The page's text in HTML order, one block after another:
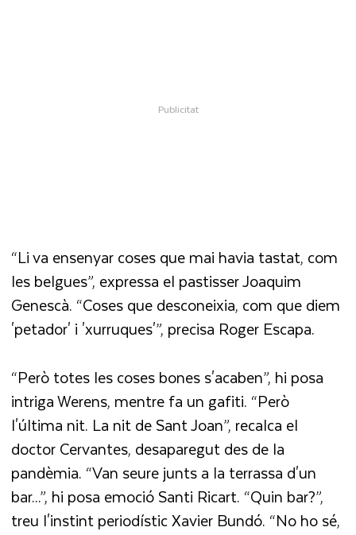
“Li va ensenyar coses que mai havia tastat, com
les belgues”, expressa el pastisser Joaquim
Genescà. “Coses que desconeixia, com que diem
'petador' i 'xurruques'”, precisa Roger Escapa.
“Però totes les coses bones s'acaben”, hi posa
intriga Werens, mentre fa un gafiti. “Però
l'última nit. La nit de Sant Joan”, recalca el
doctor Cervantes, desaparegut des de la
pandèmia. “Van seure junts a la terrassa d'un
bar...”, hi posa emoció Santi Ricart. “Quin bar?”,
treu l'instint periodístic Xavier Bundó. “No ho sé,